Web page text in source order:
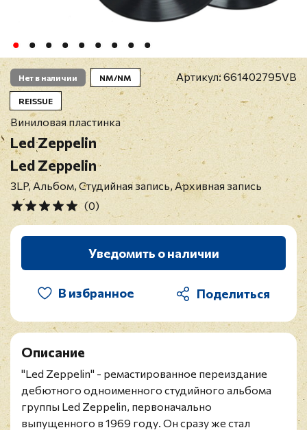
Нет в наличии NM/NM
REISSUE
Артикул:661402795VB
Виниловая пластинка
Led Zeppelin
Led Zeppelin
3LP, Альбом, Студийная запись, Архивная запись
(0)
Уведомить о наличии
В избранное
Описание
"Led Zeppelin" - ремастированное переиздание
дебютного одноименного студийного альбома
группы Led Zeppelin, первоначально
выпущенного в 1969 году. Он сразу же стал